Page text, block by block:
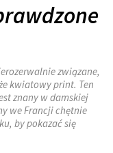
związane,
kwiatowy print. Ten
znany w damskiej
we Francji chętnie
by pokazać się